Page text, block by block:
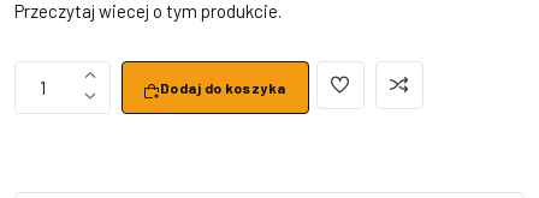
Przeczytaj wiecej o tym produkcie.
1 Dodaj do koszyka